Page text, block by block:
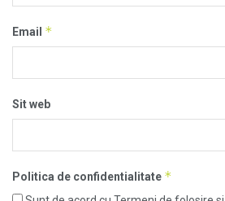
Email *
Sit web
Politica de confidentialitate *